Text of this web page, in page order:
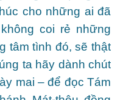
cho những ai đã
coi rẻ những
tâm tình đó, sẽ thật
ta hãy dành chút
mai – để đọc Tám